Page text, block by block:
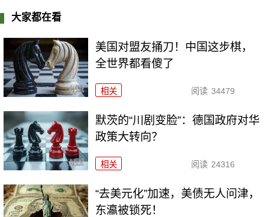
大家都在看
美国对盟友捅刀！中国这步棋，
全世界都看傻了
相关 阅读 34479
默茨的“川剧变脸”：德国政府对华
政策大转向？
相关 阅读 24316
“去美元化”加速，美债无人问津，
东瀛被锁死！